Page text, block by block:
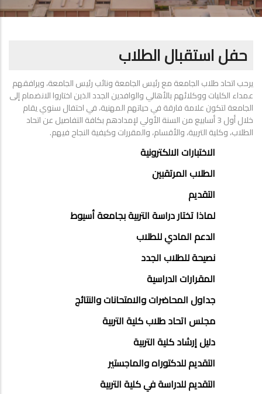
حفل استقبال الطلاب
يرحب اتحاد طلاب الجامعة مع رئيس الجامعة ونائب رئيس الجامعة، ويرافقهم
عمداء الكليات ووكلائهم بالأهالي والوافدين الجدد الذين اختاروا الانضمام إلى
الجامعة لتكون علامة فارقة في حياتهم المهنية، في احتفال سنوي يقام
خلال أول 3 أسابيع من السنة الأولي لإمدادهم بكافة التفاصيل عن اتحاد
الطلاب، وكلية التربية، والأقسام، والمقررات وكيفية النجاح فيهم.
STUDENTSالاختبارات الالكترونية
الطلاب المرتقبين
التقديم
لماذا تختار دراسة التربية بجامعة أسيوط
الدعم المادي للطلاب
نصيحة للطلاب الجدد
المقرارات الدراسية
جداول المحاضرات والامتحانات والنتائج
مجلس اتحاد طلاب كلية التربية
دليل إرشاد كلية التربية
التقديم للدكتوراه والماجستير
التقديم للدراسة في كلية التربية